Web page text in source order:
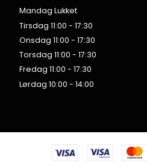
Mandag Lukket
Tirsdag 11:00 - 17:30
Onsdag 11:00 - 17:30
Torsdag 11:00 - 17:30
Fredag 11:00 - 17:30
Lørdag 10:00 - 14:00